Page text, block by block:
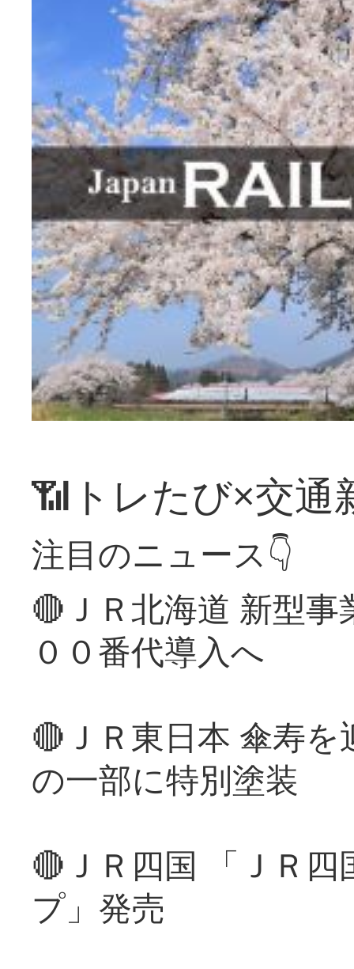
📶トレたび×交通
注目のニュース👇
🔴ＪＲ北海道 新型
００番代導入へ
🔴ＪＲ東日本 傘寿
の一部に特別塗装
🔴ＪＲ四国 「ＪＲ
プ」発売